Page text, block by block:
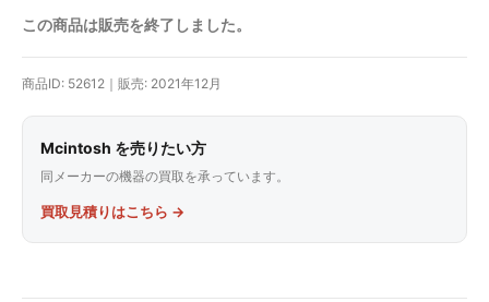
この商品は販売を終了しました。
商品ID: 52612｜販売: 2021年12月
Mcintosh を売りたい方
同メーカーの機器の買取を承っています。
買取見積りはこちら →